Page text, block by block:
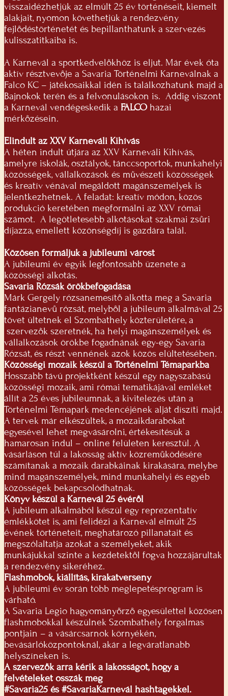
visszaidézhetjük az elmúlt 25 év történéseit, kiemelt
alakjait, nyomon követhetjük a rendezvény
fejlődéstörténetét és bepillanthatunk a szervezés
kulisszatitkaiba is.
A Karnevál a sportkedvelőkhöz is eljut. Már évek óta
aktív résztvevője a Savaria Történelmi Karneválnak a
Falco KC – játékosaikkal idén is találkozhatunk majd a
Bajnokok terén és a felvonulásokon is. Addig viszont
a Karnevál vendégeskedik a FALCO hazai
mérkőzésein.
Elindult az XXV Karneváli Kihívás
A héten indult útjára az XXV Karneváli Kihívás,
amelyre iskolák, osztályok, tánccsoportok, munkahelyi
közösségek, vállalkozások és művészeti közösségek
és kreatív vénával megáldott magánszemélyek is
jelentkezhetnek. A feladat: kreatív módon, közös
produkció keretében megformálni az XXV római
számot. A legötletesebb alkotásokat szakmai zsűri
díjazza, emellett közönségdíj is gazdára talál.
Közösen formáljuk a jubileumi várost
A jubileumi év egyik legfontosabb üzenete a
közösségi alkotás.
Savaria Rózsák örökbefogadása
Márk Gergely rózsanemesítő alkotta meg a Savaria
fantázianevű rózsát, melyből a jubileum alkalmával 25
tövet ültetnek el Szombathely közterületére, a
szervezők szeretnék, ha helyi magánszemélyek és
vállalkozások örökbe fogadnának egy-egy Savaria
Rózsát, és részt vennének azok közös elültetésében.
Közösségi mozaik készül a Történelmi Témaparkba
Hosszabb távú projektként készül egy nagyszabású
közösségi mozaik, ami római tematikájával emléket
állít a 25 éves jubileumnak, a kivitelezés után a
Történelmi Témapark medencéjének alját díszíti majd.
A tervek már elkészültek, a mozaikdarabokat
egyesével lehet megvásárolni, értékesítésük a
hamarosan indul – online felületen keresztül. A
vásárláson túl a lakosság aktív közreműködésére
számítanak a mozaik darabkáinak kirakására, melybe
mind magánszemélyek, mind munkahelyi és egyéb
közösségek bekapcsolódhatnak.
Könyv készül a Karnevál 25 évéről
A jubileum alkalmából készül egy reprezentatív
emlékkötet is, ami felidézi a Karnevál elmúlt 25
évének történeteit, meghatározó pillanatait és
megszólaltatja azokat a személyeket, akik
munkájukkal szinte a kezdetektől fogva hozzájárultak
a rendezvény sikeréhez.
Flashmobok, kiállítás, kirakatverseny
A jubileumi év során több meglepetésprogram is
várható.
A Savaria Legio hagyományőrző egyesülettel közösen
flashmobokkal készülnek Szombathely forgalmas
pontjain – a vásárcsarnok környékén,
bevásárlóközpontoknál, akár a legváratlanabb
helyszíneken is.
A szervezők arra kérik a lakosságot, hogy a
felvételeket osszák meg
#Savaria25 és #SavariaKarnevál hashtagekkel.